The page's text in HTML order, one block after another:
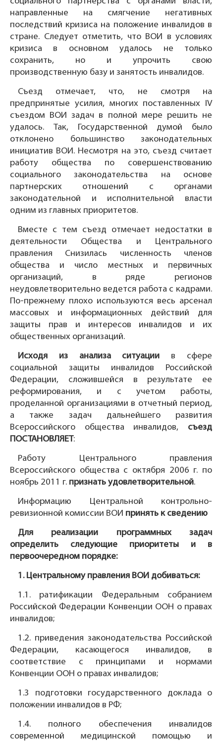
направленные на смягчение негативных
последствий кризиса на положение инвалидов в
стране. Следует отметить, что ВОИ в условиях
кризиса в основном удалось не только
сохранить, но и упрочить свою
производственную базу и занятость инвалидов.
Съезд отмечает, что, не смотря на
предпринятые усилия, многих поставленных IV
съездом ВОИ задач в полной мере решить не
удалось. Так, Государственной думой было
отклонено большинство законодательных
инициатив ВОИ. Несмотря на это, съезд считает
работу общества по совершенствованию
социального законодательства на основе
партнерских отношений с органами
законодательной и исполнительной власти
одним из главных приоритетов.
Вместе с тем съезд отмечает недостатки в
деятельности Общества и Центрального
правления Снизилась численность членов
общества и число местных и первичных
организаций, в ряде регионов
неудовлетворительно ведется работа с кадрами.
По-прежнему плохо используются весь арсенал
массовых и информационных действий для
защиты прав и интересов инвалидов и их
общественных организаций.
Исходя из анализа ситуации в сфере
социальной защиты инвалидов Российской
Федерации, сложившейся в результате ее
реформирования, и с учетом работы,
проделанной организациями в отчетный период,
а также задач дальнейшего развития
Всероссийского общества инвалидов, съезд
ПОСТАНОВЛЯЕТ:
Работу Центрального правления
Всероссийского общества с октября 2006 г. по
ноябрь 2011 г. признать удовлетворительной.
Информацию Центральной контрольно-
ревизионной комиссии ВОИ принять к сведению
Для реализации программных задач
определить следующие приоритеты и в
первоочередном порядке:
1. Центральному правления ВОИ добиваться:
1.1. ратификации Федеральным собранием
Российской Федерации Конвенции ООН о правах
инвалидов;
1.2. приведения законодательства Российской
Федерации, касающегося инвалидов, в
соответствие с принципами и нормами
Конвенции ООН о правах инвалидов;
1.3 подготовки государственного доклада о
положении инвалидов в РФ;
1.4. полного обеспечения инвалидов
современной медицинской помощью и